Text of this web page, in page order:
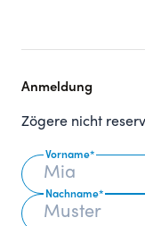
Anmeldung
Zögere nicht
Vorname*
Nachname*